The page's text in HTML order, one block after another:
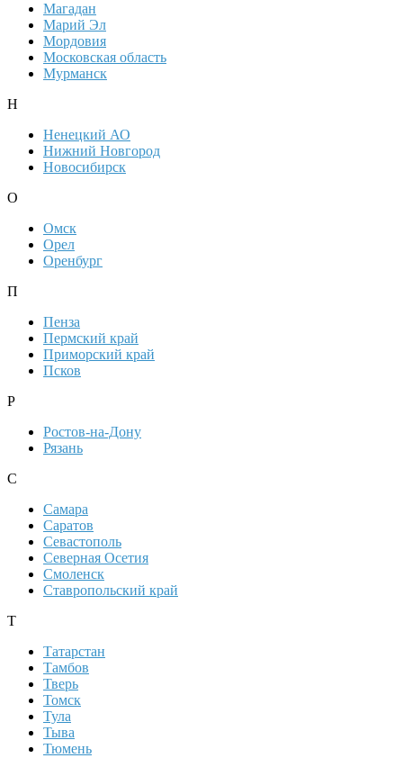
Магадан
Марий Эл
Мордовия
Московская область
Мурманск
Н
Ненецкий АО
Нижний Новгород
Новосибирск
О
Омск
Орел
Оренбург
П
Пенза
Пермский край
Приморский край
Псков
Р
Ростов-на-Дону
Рязань
С
Самара
Саратов
Севастополь
Северная Осетия
Смоленск
Ставропольский край
Т
Татарстан
Тамбов
Тверь
Томск
Тула
Тыва
Тюмень